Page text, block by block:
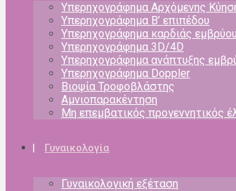
Υπερηχογράφημα Αρχόμενης
Υπερηχογράφημα Β’ επιπέδου
Υπερηχογράφημα καρδιάς εμβρύου
Υπερηχογράφημα 3D/4D
Υπερηχογράφημα ανάπτυξης
Υπερηχογράφημα Doppler
Βιοψία Τροφοβλάστης
Αμνιοπαρακέντηση
Μη επεμβατικός προγεννητικός
Γυναικολογία
Γυναικολογική εξέταση